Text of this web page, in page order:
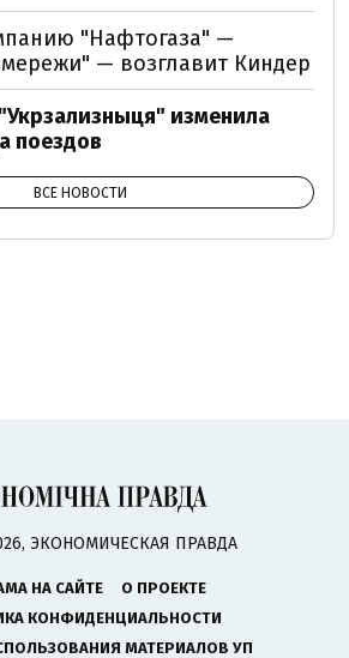
"Нафтогаза" —
— возглавит Киндер
изменила
поездов
ВСЕ НОВОСТИ
ЭКОНОМИЧЕСКАЯ ПРАВДА
НА САЙТЕ
О ПРОЕКТЕ
КОНФИДЕНЦИАЛЬНОСТИ
МАТЕРИАЛОВ УП